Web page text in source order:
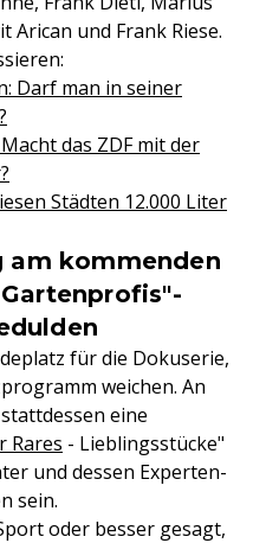
Arican und Frank Riese.
Darf man in seiner
das ZDF mit der
Städten 12.000 Liter
am kommenden
für die Dokuserie,
weichen. An
eine
Rares - Lieblingsstücke"
und dessen Experten-
sein.
oder besser gesagt,